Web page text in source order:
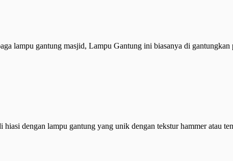
lampu gantung masjid, Lampu Gantung ini biasanya di gantungkan
dengan lampu gantung yang unik dengan tekstur hammer atau